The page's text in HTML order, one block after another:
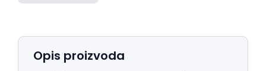
Opis proizvoda